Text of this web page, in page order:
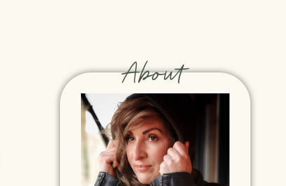
About